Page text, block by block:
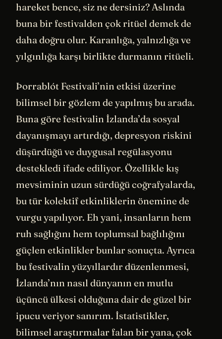
hareket bence, siz ne dersiniz? Aslında
buna bir festivalden çok ritüel demek de
daha doğru olur. Karanlığa, yalnızlığa ve
yılgınlığa karşı birlikte durmanın ritüeli.
Þorrablót Festivali’nin etkisi üzerine
bilimsel bir gözlem de yapılmış bu arada.
Buna göre festivalin İzlanda’da sosyal
dayanışmayı artırdığı, depresyon riskini
düşürdüğü ve duygusal regülasyonu
destekledi ifade ediliyor. Özellikle kış
mevsiminin uzun sürdüğü coğrafyalarda,
bu tür kolektif etkinliklerin önemine de
vurgu yapılıyor. Eh yani, insanların hem
ruh sağlığını hem toplumsal bağlılığını
güçlen etkinlikler bunlar sonuçta. Ayrıca
bu festivalin yüzyıllardır düzenlenmesi,
İzlanda’nın nasıl dünyanın en mutlu
üçüncü ülkesi olduğuna dair de güzel bir
ipucu veriyor sanırım. İstatistikler,
bilimsel araştırmalar falan bir yana, çok